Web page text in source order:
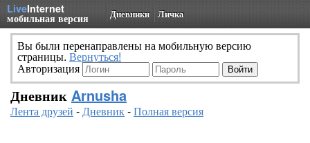
LiveInternet
мобильная версия Дневники Личка
Вы были перенаправлены на мобильную версию
страницы. Вернуться!
Авторизация
Дневник Arnusha
Лента друзей -Дневник-Полная версия